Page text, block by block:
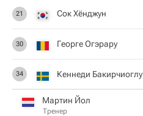
21 Сок Хёнджун
30 Георге Огэрару
34 Кеннеди Бакирчиоглу
Мартин Йол
Тренер